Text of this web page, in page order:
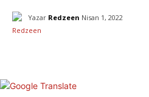
Yazar Redzeen Nisan 1, 2022